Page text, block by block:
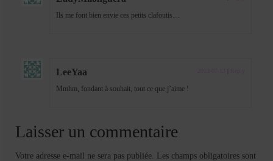
Ils me font bien envie ces petits clafoutis…
LeeYaa
Mmhm, fondant à souhait, tout ce que j’aime !
Laisser un commentaire
Votre adresse e-mail ne sera pas publiée.
Les champs obligatoires sont